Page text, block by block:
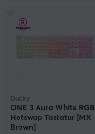
Ducky
ONE 3 Aura White RGB
Hotswap Tastatur [MX
Brown]